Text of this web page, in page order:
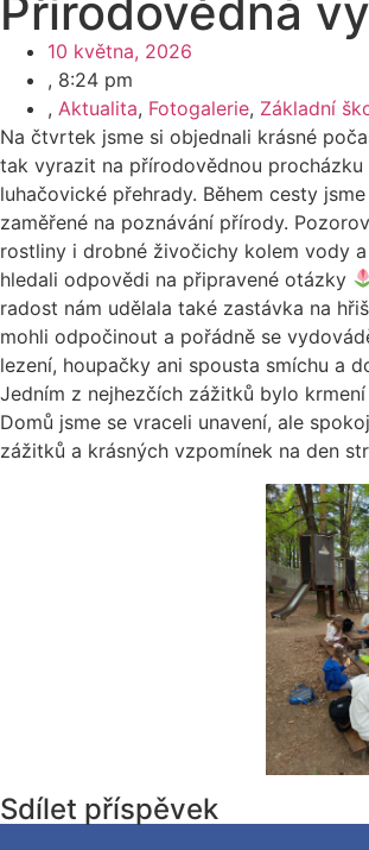
Přírodovědná
10 května, 2026
, 8:24 pm
, Aktualita, Fotogalerie, Základní
Na čtvrtek jsme si objednali krásné
tak vyrazit na přírodovědnou procházku
luhačovické přehrady. Během cesty
zaměřené na poznávání přírody.
rostliny i drobné živočichy kolem vody
hledali odpovědi na připravené otázky
radost nám udělala také zastávka na
mohli odpočinout a pořádně se
lezení, houpačky ani spousta smíchu a
Jedním z nejhezčích zážitků bylo
Domů jsme se vraceli unavení, ale
zážitků a krásných vzpomínek na den
Sdílet příspěvek